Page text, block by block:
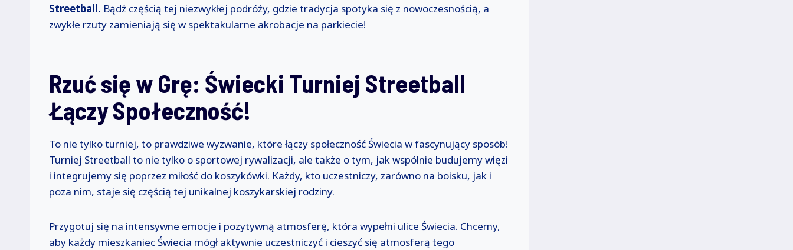
Streetball. Bądź częścią tej niezwykłej podróży, gdzie tradycja spotyka się z nowoczesnością, a
zwykłe rzuty zamieniają się w spektakularne akrobacje na parkiecie!
Rzuć się w Grę: Świecki Turniej Streetball
Łączy Społeczność!
To nie tylko turniej, to prawdziwe wyzwanie, które łączy społeczność Świecia w fascynujący sposób!
Turniej Streetball to nie tylko o sportowej rywalizacji, ale także o tym, jak wspólnie budujemy więzi
i integrujemy się poprzez miłość do koszykówki. Każdy, kto uczestniczy, zarówno na boisku, jak i
poza nim, staje się częścią tej unikalnej koszykarskiej rodziny.
Przygotuj się na intensywne emocje i pozytywną atmosferę, która wypełni ulice Świecia. Chcemy,
aby każdy mieszkaniec Świecia mógł aktywnie uczestniczyć i cieszyć się atmosferą tego